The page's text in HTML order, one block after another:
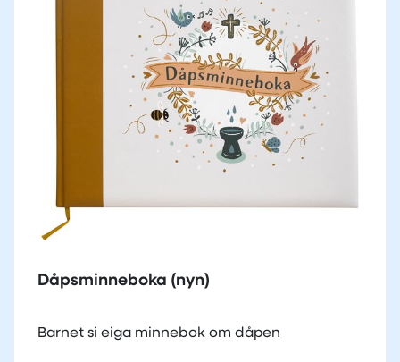
Dåpsminneboka (nyn)
Barnet si eiga minnebok om dåpen